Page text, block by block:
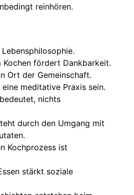
reinhören.
Kochen fördert Dankbarkeit.
Ort der Gemeinschaft.
eine meditative Praxis sein.
nichts
durch den Umgang mit
Kochprozess ist
stärkt soziale